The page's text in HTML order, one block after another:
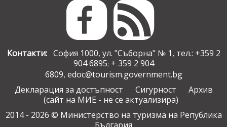
Контакти:София 1000, ул. "Съборна" № 1, тел.: +359 2
904 6895; + 359 2 904
6809, edoc@tourism.government.bg
Декларация за достъпност
Сигурност
Архив
(сайт на МИЕ - не се актуализира)
2014 - 2026 © Министерство на туризма на Република